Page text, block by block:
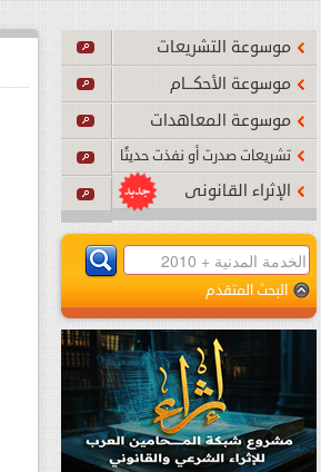
أصبح نافذًا بدءًا من يوم الجمعة 24 يوليو 2026م. ... اقرأ المزيد
موسوعة التشريعات
موسوعة الأحكــام
موسوعة المعاهدات
تشريعات صدرت أو نفذت حديثًا
الإثراء القانونى
البحث المتقدم